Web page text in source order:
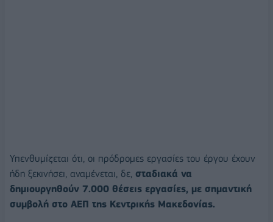
Υπενθυμίζεται ότι, οι πρόδρομες εργασίες του έργου έχουν
ήδη ξεκινήσει, αναμένεται, δε, σταδιακά να
δημιουργηθούν 7.000 θέσεις εργασίες, με σημαντική
συμβολή στο ΑΕΠ της Κεντρικής Μακεδονίας.